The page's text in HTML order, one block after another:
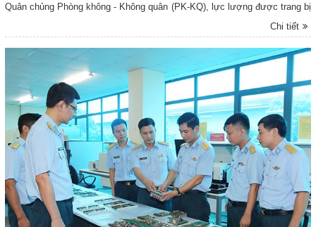
Quân chủng Phòng không - Không quân (PK-KQ), lực lượng được trang bị
Hậu cần và Kỹ thuật thành một hệ thống thống nhất đặt ra yêu cầu mới
thức tổng hợp, năng lực tổ chức chỉ huy toàn diện, thích ứng nhanh với
nhiệm vụ. Do đó, đánh giá đúng thực trạng đội ngũ cán bộ và xác định các
vấn đề trong đổi mới nội dung, chương trình đào tạo tại Học viện Hậu cần
là yêu cầu cấp thiết.
Chi tiết